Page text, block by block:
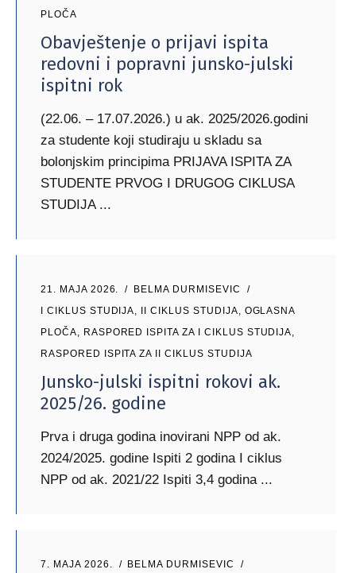
PLOČA
Obavještenje o prijavi ispita
redovni i popravni junsko-julski
ispitni rok
(22.06. – 17.07.2026.) u ak. 2025/2026.godini
za studente koji studiraju u skladu sa
bolonjskim principima PRIJAVA ISPITA ZA
STUDENTE PRVOG I DRUGOG CIKLUSA
STUDIJA
21. MAJA 2026.
BELMA DURMISEVIC
I CIKLUS STUDIJA, II CIKLUS STUDIJA, OGLASNA
PLOČA, RASPORED ISPITA ZA I CIKLUS STUDIJA,
RASPORED ISPITA ZA II CIKLUS STUDIJA
Junsko-julski ispitni rokovi ak.
2025/26. godine
Prva i druga godina inovirani NPP od ak.
2024/2025. godine Ispiti 2 godina I ciklus
NPP od ak. 2021/22 Ispiti 3,4 godina
7. MAJA 2026.
BELMA DURMISEVIC